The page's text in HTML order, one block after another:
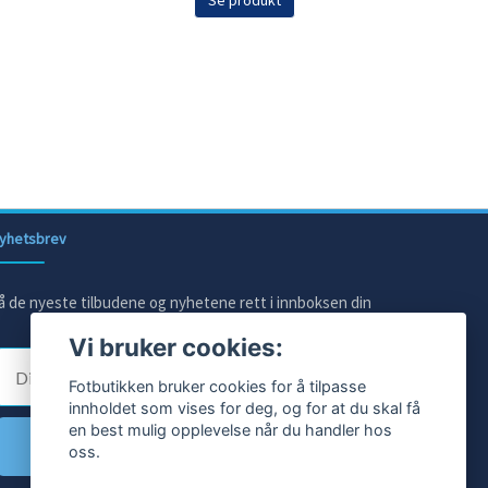
de nyeste tilbudene og nyhetene rett i innboksen din
post Vi bruker cookies:
Fotbutikken bruker cookies for å tilpasse
innholdet som vises for deg, og for at du skal få
en best mulig opplevelse når du handler hos
oss.